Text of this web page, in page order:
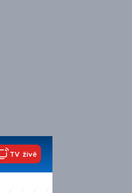
TV živě